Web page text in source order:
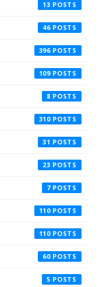
13
46
396
109
8
310
31
23
7
110
110
60
5